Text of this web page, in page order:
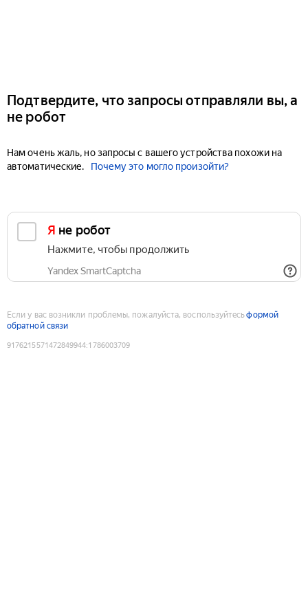
Подтвердите, что запросы отправляли вы, а
не робот
Нам очень жаль, но запросы с вашего устройства похожи на
автоматические.
Почему это могло произойти?
Я не робот
Нажмите, чтобы продолжить
Yandex SmartCaptcha
Если у вас возникли проблемы, пожалуйста, воспользуйтесьформой
обратной связи
9176215571472849944:1786003709